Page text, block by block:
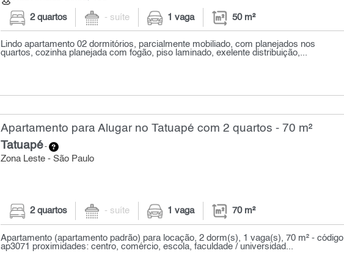
2 quartos - suíte 1 vaga 50 m²
Lindo apartamento 02 dormitórios, parcialmente mobiliado, com planejados nos
quartos, cozinha planejada com fogão, piso laminado, exelente distribuição,...
Apartamento para Alugar no Tatuapé com 2 quartos - 70 m²
Tatuapé-
Zona Leste - São Paulo
2 quartos - suíte 1 vaga 70 m²
Apartamento (apartamento padrão) para locação, 2 dorm(s), 1 vaga(s), 70 m² - código
ap3071 proximidades: centro, comércio, escola, faculdade / universidad...